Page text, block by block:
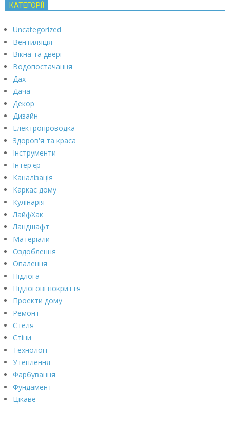
КАТЕГОРІЇ
Uncategorized
Вентиляція
Вікна та двері
Водопостачання
Дах
Дача
Декор
Дизайн
Електропроводка
Здоров'я та краса
Інструменти
Інтер'єр
Каналізація
Каркас дому
Кулінарія
ЛайфХак
Ландшафт
Матеріали
Оздоблення
Опалення
Підлога
Підлогові покриття
Проекти дому
Ремонт
Стеля
Стіни
Технології
Утеплення
Фарбування
Фундамент
Цікаве